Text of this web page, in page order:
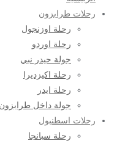
رحلات طرابزون
رحلة اوزنجول
رحلة اوردو
جولة حيدر نبي
رحلة اكيزديرا
رحلة ايدر
جولة داخل طرابزون
رحلات اسطنبول
رحلة سبانجا